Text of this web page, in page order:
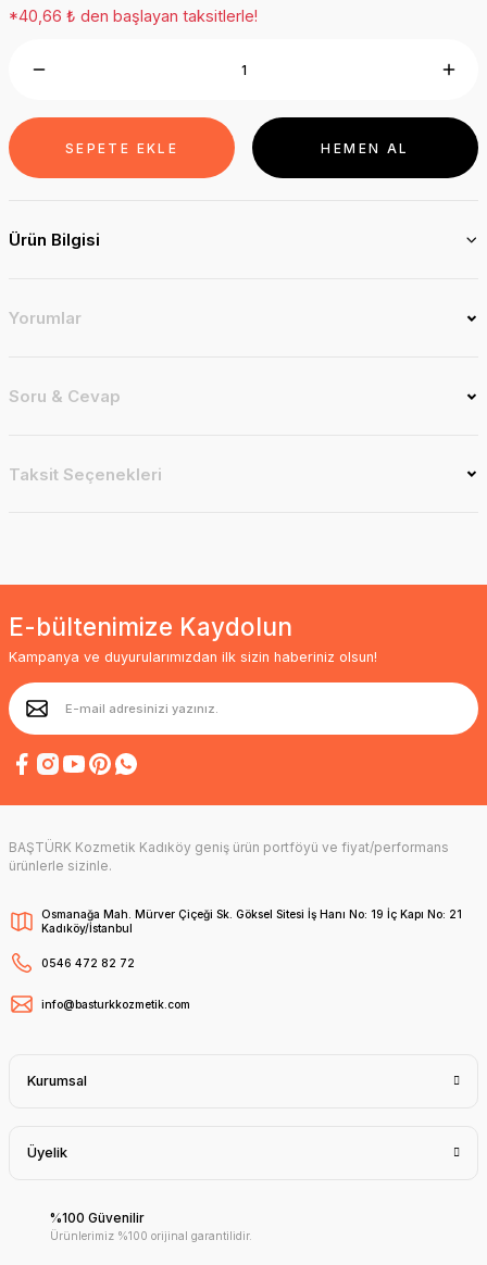
*40,66 ₺ den başlayan taksitlerle!
SEPETE EKLE HEMEN AL
Ürün Bilgisi
Yorumlar
Soru & Cevap
Taksit Seçenekleri
E-bültenimize Kaydolun
Kampanya ve duyurularımızdan ilk sizin haberiniz olsun!
BAŞTÜRK Kozmetik Kadıköy geniş ürün portföyü ve fiyat/performans
ürünlerle sizinle.
Osmanağa Mah. Mürver Çiçeği Sk. Göksel Sitesi İş Hanı No: 19 İç Kapı No: 21
Kadıköy/İstanbul
0546 472 82 72
info@basturkkozmetik.com
Kurumsal
Üyelik
%100 Güvenilir
Ürünlerimiz %100 orijinal garantilidir.